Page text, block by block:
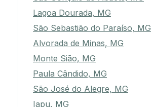
Lagoa Dourada, MG
São Sebastião do Paraíso, MG
Alvorada de Minas, MG
Monte Sião, MG
Paula Cândido, MG
São José do Alegre, MG
Iapu, MG